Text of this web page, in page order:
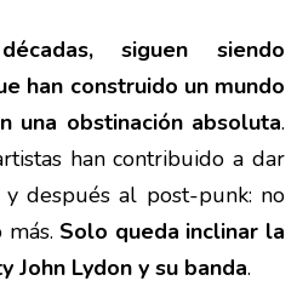
siguen siendo
han construido un mundo
una obstinación absoluta.
han contribuido a dar
después al post-punk: no
Solo queda inclinar la
John Lydon y su banda.